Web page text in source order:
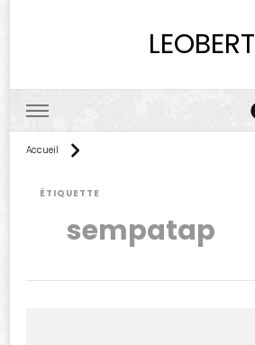
LEOBERT
Accueil
ÉTIQUETTE
sempatap